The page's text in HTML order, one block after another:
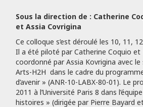
Sous la direction de : Catherine
et Assia Covrigina
Ce colloque s’est déroulé les 10, 11,
Il a été piloté par Catherine Coquio et
coordonné par Assia Kovrigina avec
Arts-H2H dans le cadre du
d’avenir » (ANR-10-LABX-80-01). Le
2011 à l’Université Paris 8 dans
histoires » (dirigée par Pierre Bayard